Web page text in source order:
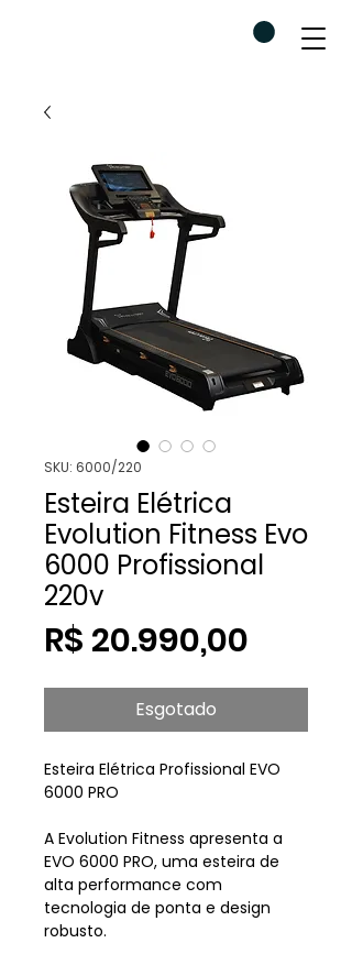
SKU: 6000/220
Esteira Elétrica
Evolution Fitness Evo
6000 Profissional
220v
R$ 20.990,00
Esgotado
Esteira Elétrica Profissional EVO
6000 PRO
A Evolution Fitness apresenta a
EVO 6000 PRO, uma esteira de
alta performance com
tecnologia de ponta e design
robusto.